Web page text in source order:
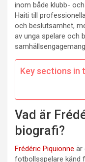
inom både klubb-
Haiti till
och beslutsamhet,
av unga spelare och
Key sections in
Vad är
biografi?
Frédéric Piquionne är
fotbollsspelare känd